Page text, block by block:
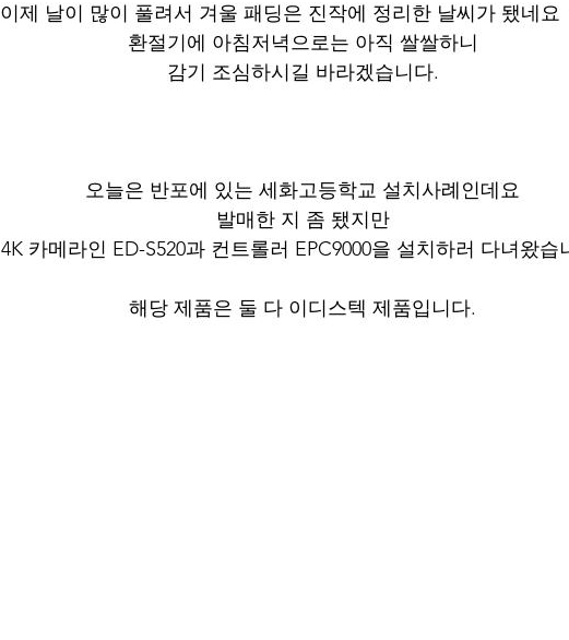
이제 날이 많이 풀려서 겨울 패딩은 진작에 정리한 날씨가 됐네요
환절기에 아침저녁으로는 아직 쌀쌀하니
감기 조심하시길 바라겠습니다.
오늘은 반포에 있는 세화고등학교 설치사례인데요
발매한 지 좀 됐지만
4K 카메라인 ED-S520과 컨트롤러 EPC9000을 설치하러 다녀왔습
해당 제품은 둘 다 이디스텍 제품입니다.